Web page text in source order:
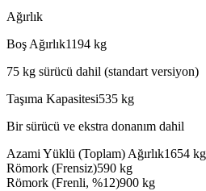
Ağırlık
Boş Ağırlık1194 kg
75 kg sürücü dahil (standart versiyon)
Taşıma Kapasitesi535 kg
Bir sürücü ve ekstra donanım dahil
Azami Yüklü (Toplam) Ağırlık1654 kg
Römork (Frensiz)590 kg
Römork (Frenli, %12)900 kg